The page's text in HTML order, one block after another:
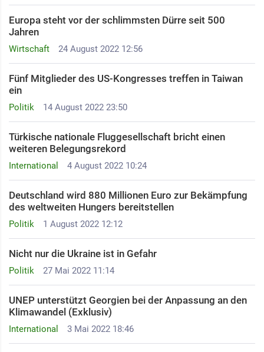
Wirtschaft 24 August 2022 12:56
Europa steht vor der schlimmsten Dürre seit 500
Jahren
Politik 14 August 2022 23:50
Fünf Mitglieder des US-Kongresses treffen in Taiwan
ein
International 4 August 2022 10:24
Türkische nationale Fluggesellschaft bricht einen
weiteren Belegungsrekord
Politik 1 August 2022 12:12
Deutschland wird 880 Millionen Euro zur Bekämpfung
des weltweiten Hungers bereitstellen
Politik 27 Mai 2022 11:14
Nicht nur die Ukraine ist in Gefahr
International 3 Mai 2022 18:46
UNEP unterstützt Georgien bei der Anpassung an den
Klimawandel (Exklusiv)